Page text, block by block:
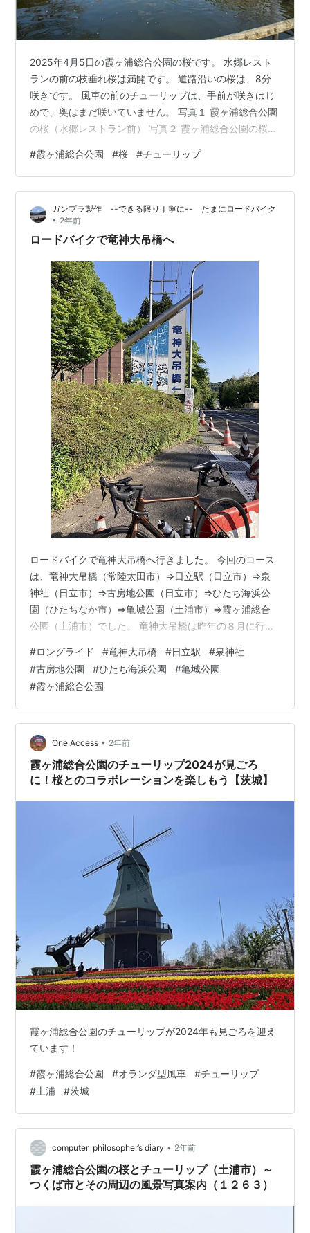
2025年4月5日の霞ヶ浦総合公園の桜です。 水郷レスト
ランの前の枝垂れ桜は満開です。 道路沿いの桜は、8分
咲きです。 風車の前のチューリップは、手前が咲きはじ
めで、奥はまだ咲いていません。 写真１ 霞ヶ浦総合公園
の桜（水郷レストラン前） 写真２ 霞ヶ浦総合公園の桜
#霞ヶ浦総合公園 #桜 #チューリップ
ガンプラ製作 --できる限り丁寧に-- たまにロードバイク
• 2年前
ロードバイクで竜神大吊橋へ
ロードバイクで竜神大吊橋へ行きました。 今回のコース
は、竜神大吊橋（常陸太田市）⇒日立駅（日立市）⇒泉
神社（日立市）⇒古房地公園（日立市）⇒ひたち海浜公
園（ひたちなか市）⇒亀城公園（土浦市）⇒霞ヶ浦総合
公園（土浦市）でした。 竜神大吊橋は昨年の８月に行き
ぼりが素晴らしいという写真があったので、今年はゴー
ルデンウイークに行くことに決めていました。先週も各
地の鯉のぼりを周りましたが、竜神大吊橋の鯉のぼりは
規模が違く本当に素晴らしかったです。 そのあとは竜神
大吊橋から日立駅に向かいましたが、県道37号線は思っ
たより傾斜があり、ヒルクライムと呼べる道路…
#ロングライド #竜神大吊橋 #日立駅 #泉神社
#古房地公園 #ひたち海浜公園 #亀城公園
#霞ヶ浦総合公園
One Access • 2年前
霞ヶ浦総合公園のチューリップ2024が見ごろ
に！桜とのコラボレーションを楽しもう【茨城】
霞ヶ浦総合公園のチューリップが2024年も見ごろを迎え
ています！
#霞ヶ浦総合公園 #オランダ型風車 #チューリップ
#土浦 #茨城
computer_philosopher’s diary • 2年前
霞ヶ浦総合公園の桜とチューリップ（土浦市）～
つくば市とその周辺の風景写真案内（１２６３）